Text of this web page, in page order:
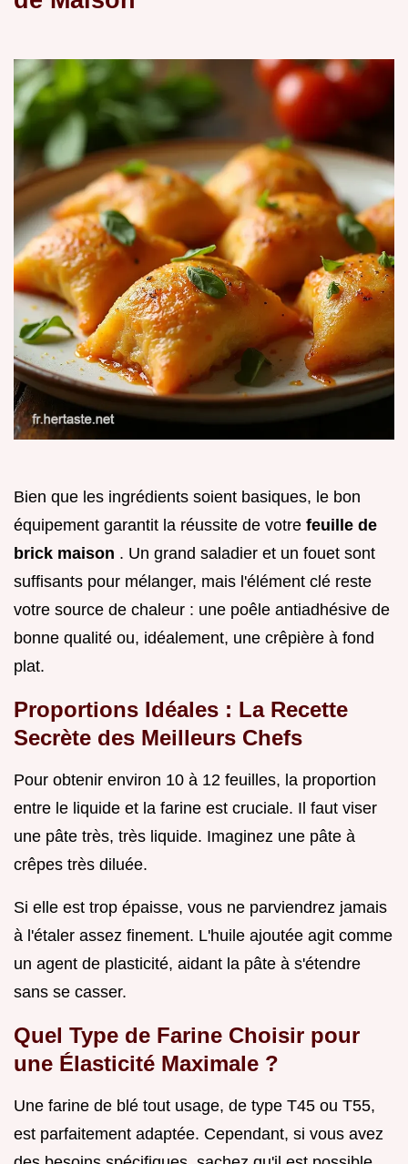
Bien que les ingrédients soient basiques, le bon
équipement garantit la réussite de votre feuille de
brick maison . Un grand saladier et un fouet sont
suffisants pour mélanger, mais l'élément clé reste
votre source de chaleur : une poêle antiadhésive de
bonne qualité ou, idéalement, une crêpière à fond
plat.
Proportions Idéales : La Recette
Secrète des Meilleurs Chefs
Pour obtenir environ 10 à 12 feuilles, la proportion
entre le liquide et la farine est cruciale. Il faut viser
une pâte très, très liquide. Imaginez une pâte à
crêpes très diluée.
Si elle est trop épaisse, vous ne parviendrez jamais
à l'étaler assez finement. L'huile ajoutée agit comme
un agent de plasticité, aidant la pâte à s'étendre
sans se casser.
Quel Type de Farine Choisir pour
une Élasticité Maximale ?
Une farine de blé tout usage, de type T45 ou T55,
est parfaitement adaptée. Cependant, si vous avez